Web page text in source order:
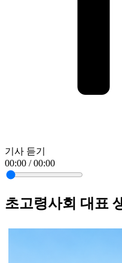
기사 듣기
00:00 / 00:00
초고령사회 대표